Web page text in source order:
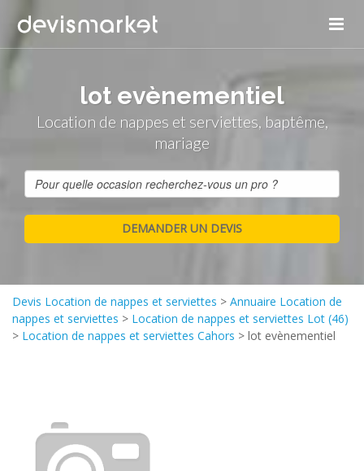
lot evènementiel
Location de nappes et serviettes, baptême,
mariage
Devis Location de nappes et serviettes > Annuaire Location de
nappes et serviettes > Location de nappes et serviettes Lot (46)
> Location de nappes et serviettes Cahors > lot evènementiel